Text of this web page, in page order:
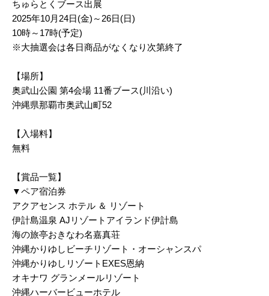
ちゅらとくブース出展
2025年10月24日(金)～26日(日)
10時～17時(予定)
※大抽選会は各日商品がなくなり次第終了
【場所】
奥武山公園 第4会場 11番ブース(川沿い)
沖縄県那覇市奥武山町52
【入場料】
無料
【賞品一覧】
▼ペア宿泊券
アクアセンス ホテル ＆ リゾート
伊計島温泉 AJリゾートアイランド伊計島
海の旅亭おきなわ名嘉真荘
沖縄かりゆしビーチリゾート・オーシャンスパ
沖縄かりゆしリゾートEXES恩納
オキナワ グランメールリゾート
沖縄ハーバービューホテル